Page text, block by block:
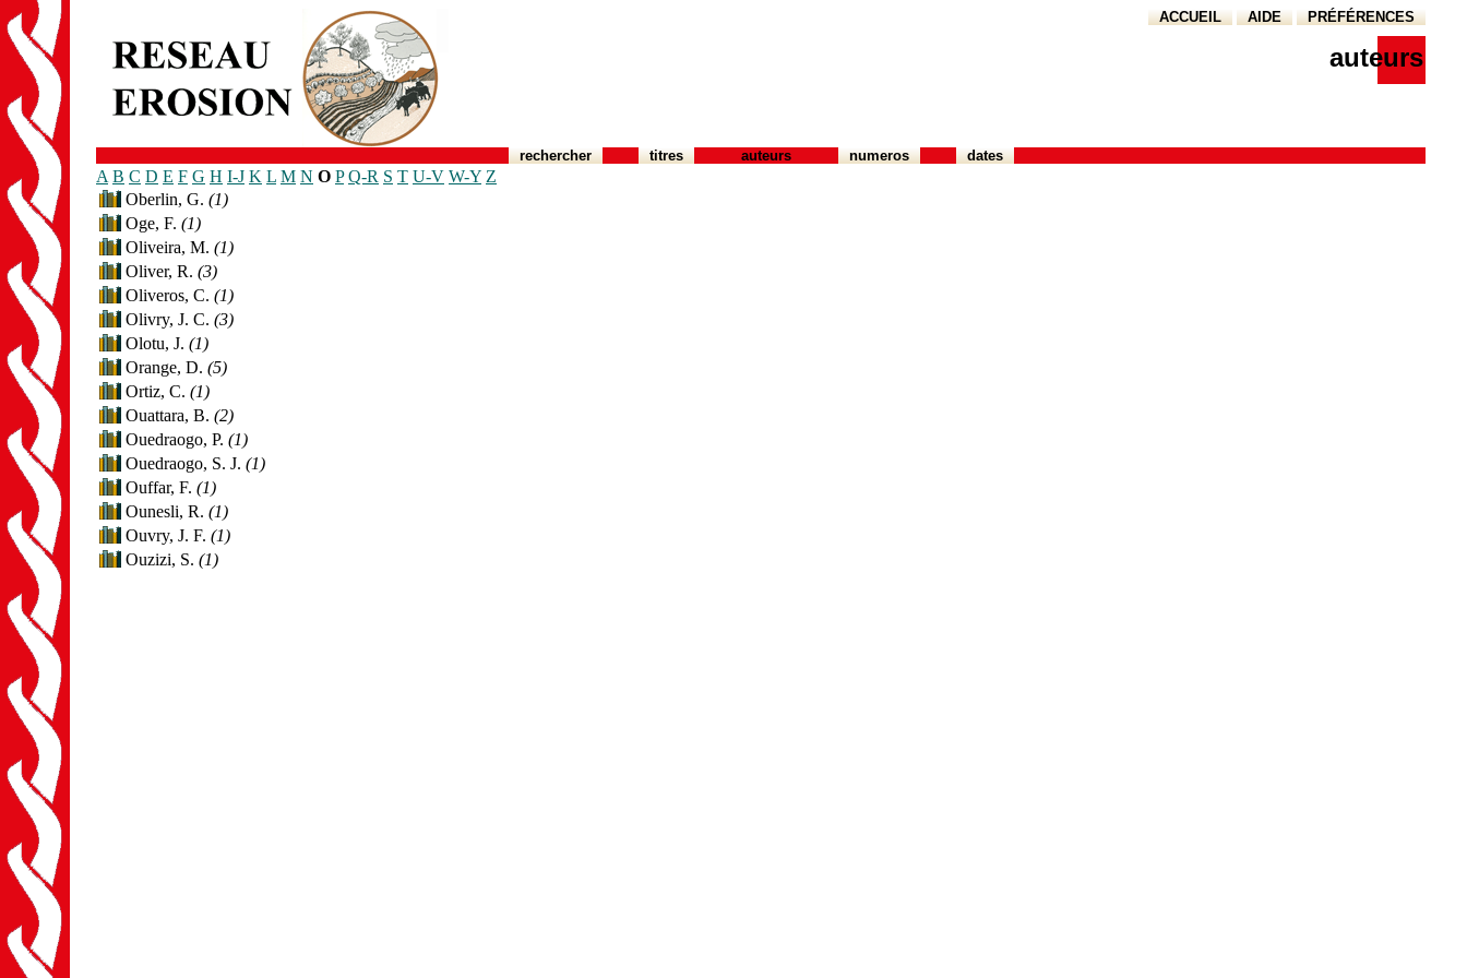
ACCUEIL AIDE PRÉFÉRENCES
auteurs
rechercher titres auteurs numeros dates
A B C D E F G H I-J K L M N O P Q-R S T U-V W-Y Z
Oberlin, G. (1)
Oge, F. (1)
Oliveira, M. (1)
Oliver, R. (3)
Oliveros, C. (1)
Olivry, J. C. (3)
Olotu, J. (1)
Orange, D. (5)
Ortiz, C. (1)
Ouattara, B. (2)
Ouedraogo, P. (1)
Ouedraogo, S. J. (1)
Ouffar, F. (1)
Ounesli, R. (1)
Ouvry, J. F. (1)
Ouzizi, S. (1)